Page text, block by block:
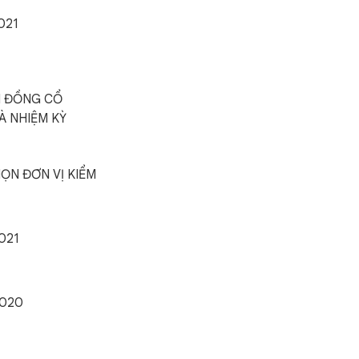
ĐỒNG CỔ
NHIỆM KỲ
ĐƠN VỊ KIỂM